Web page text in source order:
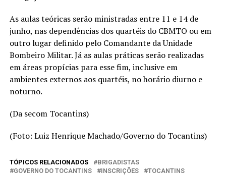
As aulas teóricas serão ministradas entre 11 e 14 de
junho, nas dependências dos quartéis do CBMTO ou em
outro lugar definido pelo Comandante da Unidade
Bombeiro Militar. Já as aulas práticas serão realizadas
em áreas propícias para esse fim, inclusive em
ambientes externos aos quartéis, no horário diurno e
noturno.
(Da secom Tocantins)
(Foto: Luiz Henrique Machado/Governo do Tocantins)
TÓPICOS RELACIONADOS
BRIGADISTAS
GOVERNO DO TOCANTINS
INSCRIÇÕES TOCANTINS